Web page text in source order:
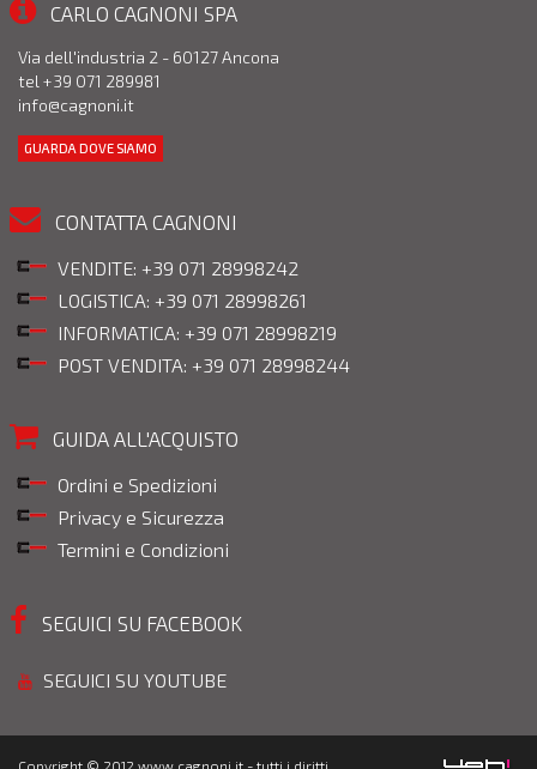
CARLO CAGNONI SPA
Via dell'industria 2 - 60127 Ancona
tel +39 071 289981
info@cagnoni.it
GUARDA DOVE SIAMO
CONTATTA CAGNONI
VENDITE: +39 071 28998242
LOGISTICA: +39 071 28998261
INFORMATICA: +39 071 28998219
POST VENDITA: +39 071 28998244
GUIDA ALL'ACQUISTO
Ordini e Spedizioni
Privacy e Sicurezza
Termini e Condizioni
SEGUICI SU FACEBOOK
SEGUICI SU YOUTUBE